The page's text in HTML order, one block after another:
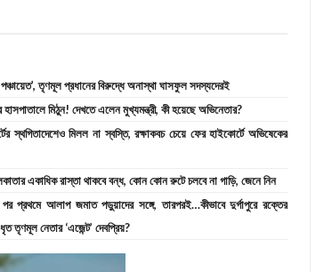
পঞ্চায়েত’, তৃণমূল প্রধানের বিরুদ্ধে অনাস্থা ঘাসফুল সদস্যদেরই
হাসপাতালে মিঠুন! দেখতে এলেন মুখ্যমন্ত্রী, কী হয়েছে অভিনেতার?
স্থগিতাদেশেও মিলল না স্বস্তি, রক্ষাকবচ চেয়ে ফের হাইকোর্টে অভিষেকের
একাধিক রাস্তা থাকবে বন্ধ, কোন কোন রুটে চলবে না গাড়ি, জেনে নিন
প্রথমে আলাপ জমাত পড়ুয়াদের সঙ্গে, তারপরই…কীভাবে দুর্গাপুরে রক্তের
তৃণমূল নেতার ‘এজেন্ট’ দেবপ্রিয়?